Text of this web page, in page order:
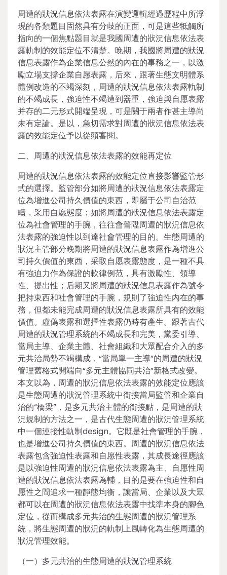
周遭的狀況信息依法表露在演變邏輯經過歷程中所浮
現的各類題目固然具有分歧的正面，可是這些牴觸所
指向的一個焦點題目就是我國周遭的狀況信息依法表
露軌制的效能定位不清楚。晚期，我國將周遭的狀況
信息表露作為企業信息公然的內在的事務之一，以激
勵立場支撐企業自愿表露，后來，跟著生態文明體系
體例改造的不竭深刻，周遭的狀況信息依法表露軌制
的不竭成長，強迫性不竭遭到器重，強迫與自愿表露
并存的二元形式開端呈現，可是關于兩者作甚主導尚
未有定論。是以，急切需求對周遭的狀況信息依法表
露的效能定位予以從頭審閱。
二、周遭的狀況信息依法表露的效能再定位
周遭的狀況信息依法表露的效能定位直接影響監管形
式的選擇。監管部分如將周遭的狀況信息依法表露定
位為增進公司持久價值的東西，即屬于公司自治范
疇，采用自愿態度；如將周遭的狀況信息依法表露定
位為社會管理的手腕，往往會晉陞周遭的狀況信息依
法表露的強迫性以到達社會管理的目的。生態周遭的
狀況主管部分晚期將周遭的狀況信息表露作為增進公
司持久價值的東西，采取自愿表露態度，是一種不具
有強迫力作為保證的軟律例范，具有激勵性、領導
性、提出性；后期又將周遭的狀況信息表露作為號令
把持東西和社會管理的手腕，規則了強迫性內在的事
務，但都未能完成周遭的狀況信息表露所具有的效能
價值。虛偽表露和選擇性表露仍時有產生。跟著古代
周遭的狀況管理系統的不竭成長和完美，黨委引導、
當局主導、企業主體、社會組織和大眾配合介入的多
元共治局勢不竭構成，“當局單一主導”的周遭的狀況
管理舊格式開端向“多元主體協同共治”新格式改變。
本文以為，周遭的狀況信息依法表露的效能定位應該
是生態周遭的狀況管理系統中銜接當局監管和企業自
治的“橋梁”，是多元共治主體的銜接點，是周遭的狀
況規制的方法之一，是古代生態周遭的狀況管理系統
中一個連接性軌制design。它既是社會管理的手腕，
也是增進公司持久價值的東西。周遭的狀況信息依法
表露包含強迫性表露和自愿性表露，其成長途徑應該
是以強迫性周遭的狀況信息依法表露為主、自愿性周
遭的狀況信息依法表露為輔，目的是要在強迫性和自
愿性之間追求一種靜態均衡，讓當局、企業以及大眾
都可以在周遭的狀況信息依法表露中找準本身的腳色
定位，從而構成多元共治的生態周遭的狀況管理系
統，將生態周遭的狀況的軌制上風轉化為生態周遭的
狀況管理效能。
（一）多元共治的生態周遭的狀況管理系統